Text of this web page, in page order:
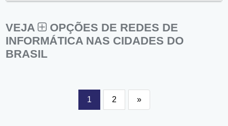
VEJA
OPÇÕES DE REDES DE
INFORMÁTICA NAS CIDADES DO
BRASIL
1 2 »